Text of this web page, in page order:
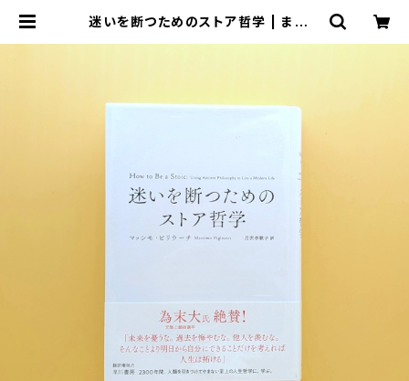
迷いを断つためのストア哲学 | まわり